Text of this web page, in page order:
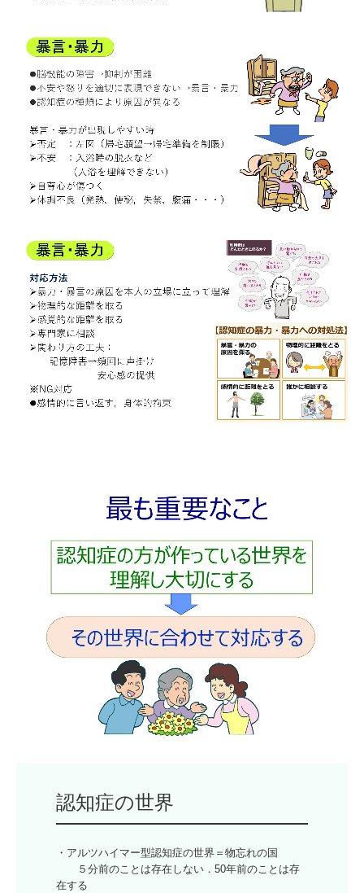
・アルツハイマー型認知症の世界＝物忘れの国
５分前のことは存在しない．50年前のことは存
在する